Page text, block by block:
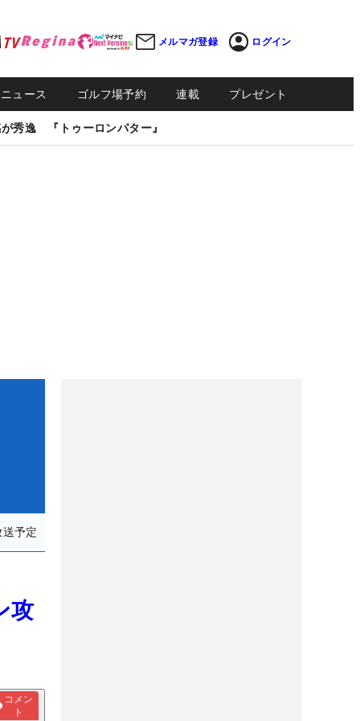
メルマガ登録 ログイン
ュース ゴルフ場予約 連載 プレゼント
秀逸 『トゥーロンパター』
予定
攻
コメン
ト